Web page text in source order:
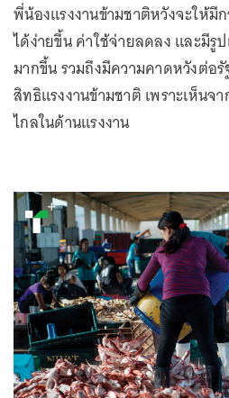
พี่น้องแรงงานข้ามชาติหวังจะให้มี
ได้ง่ายขึ้น ค่าใช้จ่ายลดลง และมีรู
มากขึ้น รวมถึงมีความคาดหวังต่อรั
สิทธิแรงงานข้ามชาติ เพราะเห็นจ
ไกลในด้านแรงงาน